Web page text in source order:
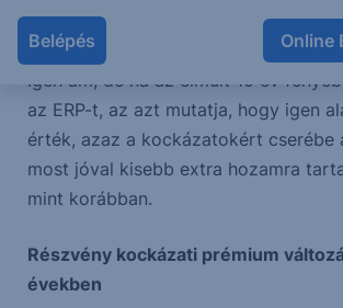
Belépés Online
szétzúzta. Majd most, elvileg,
Igen ám, de ha az elmúlt 10 év
az ERP-t, az azt mutatja, hogy igen
érték, azaz a kockázatokért cserébe
most jóval kisebb extra hozamra
mint korábban.
Részvény kockázati prémium
években